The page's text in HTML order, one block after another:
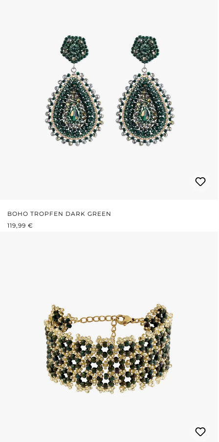
BOHO TROPFEN DARK GREEN
REGULÄRER PREIS:
119,99 €